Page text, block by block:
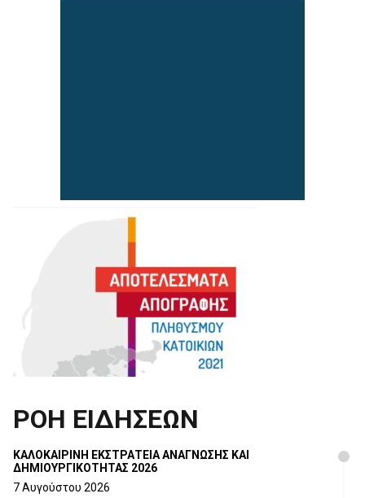
ΡΟΗ ΕΙΔΗΣΕΩΝ
ΚΑΛΟΚΑΙΡΙΝΗ ΕΚΣΤΡΑΤΕΙΑ ΑΝΑΓΝΩΣΗΣ ΚΑΙ
ΔΗΜΙΟΥΡΓΙΚΟΤΗΤΑΣ 2026
7 Αυγούστου 2026